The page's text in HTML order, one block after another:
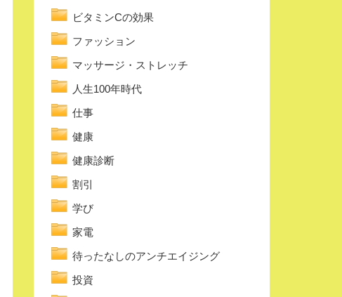
ビタミンCの効果
ファッション
マッサージ・ストレッチ
人生100年時代
仕事
健康
健康診断
割引
学び
家電
待ったなしのアンチエイジング
投資